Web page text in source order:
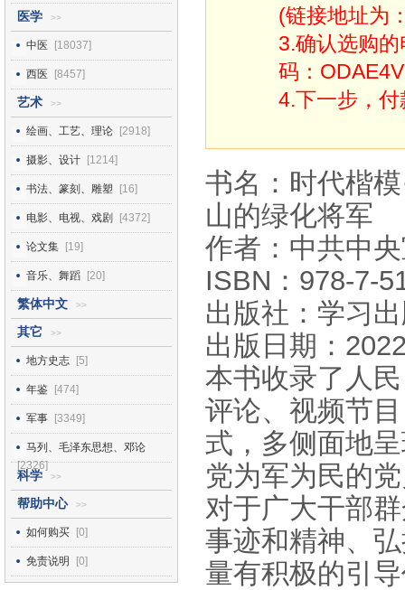
医学 >>
中医 [18037]
西医 [8457]
艺术 >>
绘画、工艺、理论 [2918]
摄影、设计 [1214]
书法、篆刻、雕塑 [16]
电影、电视、戏剧 [4372]
论文集 [19]
音乐、舞蹈 [20]
繁体中文 >>
其它 >>
地方史志 [5]
年鉴 [474]
军事 [3349]
马列、毛泽东思想、邓论
[2326]
科学 >>
帮助中心 >>
如何购买 [0]
免责说明 [0]
(链接地址为
3.确认选购
码：
4.下一步，
书名：时代楷
山的绿化将军
作者：中共中
ISBN：978-7-
出版社：学习
出版日期：
本书收录了人
评论、视频节
式，多侧面地
党为军为民的
对于广大干部
事迹和精神、
量有积极的引